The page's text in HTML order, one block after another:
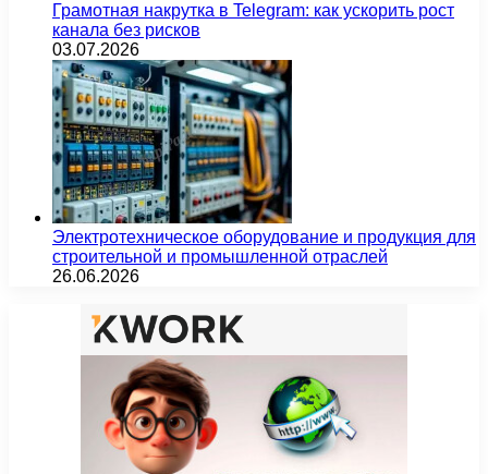
Грамотная накрутка в Telegram: как ускорить рост
канала без рисков
03.07.2026
Электротехническое оборудование и продукция для
строительной и промышленной отраслей
26.06.2026